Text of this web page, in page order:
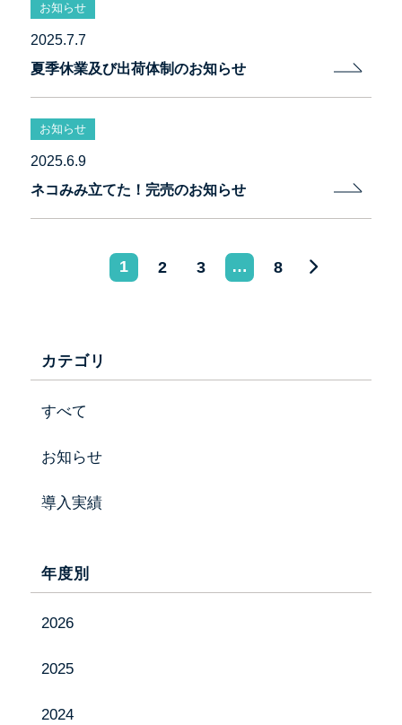
事業内容
製品紹介
投げ込み肥料特集ページ
お知らせ
お問い合わせ
お知らせ
2025.7.7
夏季休業及び出荷体制のお知らせ
お知らせ
2025.6.9
ネコみみ立てた！完売のお知らせ
ネ
ー
シ
ン
1 2 3 … 8
カテゴリ
すべて
お知らせ
導入実績
年度別
2026
2025
2024